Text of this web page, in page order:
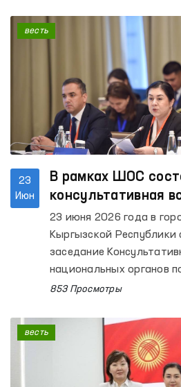
Феруза Эшматова
Торага Жогорку Кенеша
Республики Марлена
представителями
человека государств –
23
Июн
В рамках ШОС
консультативная
вопросам прав
23 июня 2026 года в
Кыргызской Республики
заседание
национальных органов
человека государств —
853 Просмотры
весть
весть